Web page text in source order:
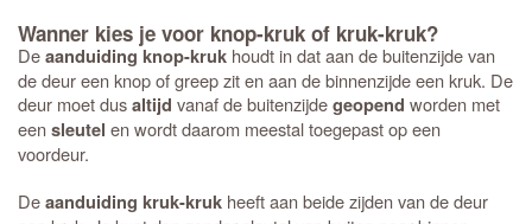
Wanner kies je voor knop-kruk of kruk-kruk?
Deaanduiding knop-kruk houdt in dat aan de buitenzijde van
de deur een knop of greep zit en aan de binnenzijde een kruk. De
deur moet dusaltijd vanaf de buitenzijdegeopend worden met
eensleutel en wordt daarom meestal toegepast op een
voordeur.
Deaanduiding kruk-kruk heeft aan beide zijden van de deur